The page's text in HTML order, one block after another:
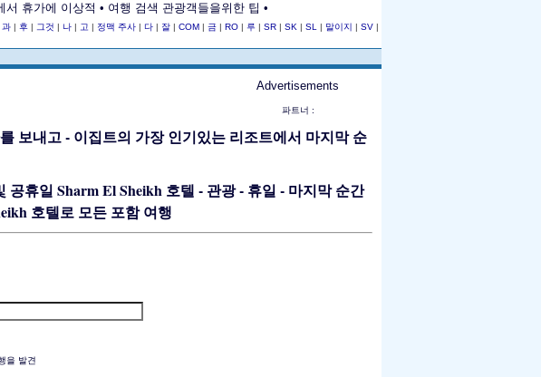
휴가에 이상적 • 여행 검색 관광객들을위한 팁 •
과 | 후 | 그것 | 나 | 고 | 정맥 주사 | 다 | 잘 | COM | 금 | RO | 루 | SR | SK | SL | 말이지 | SV |
Advertisements
파트너 :
Sharm El Sheikh 호텔 - 관광 - 휴일 - 마지막 순간
을 발견